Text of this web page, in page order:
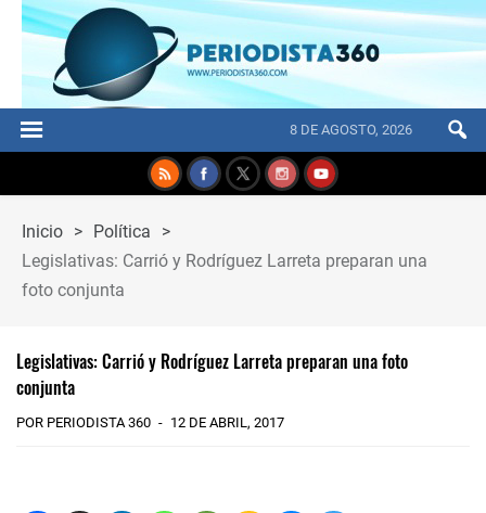
8 DE AGOSTO, 2026
Inicio > Política
>
Legislativas: Carrió y Rodríguez Larreta preparan una
foto conjunta
Legislativas: Carrió y Rodríguez Larreta preparan una foto
conjunta
POR PERIODISTA 360 12 DE ABRIL, 2017